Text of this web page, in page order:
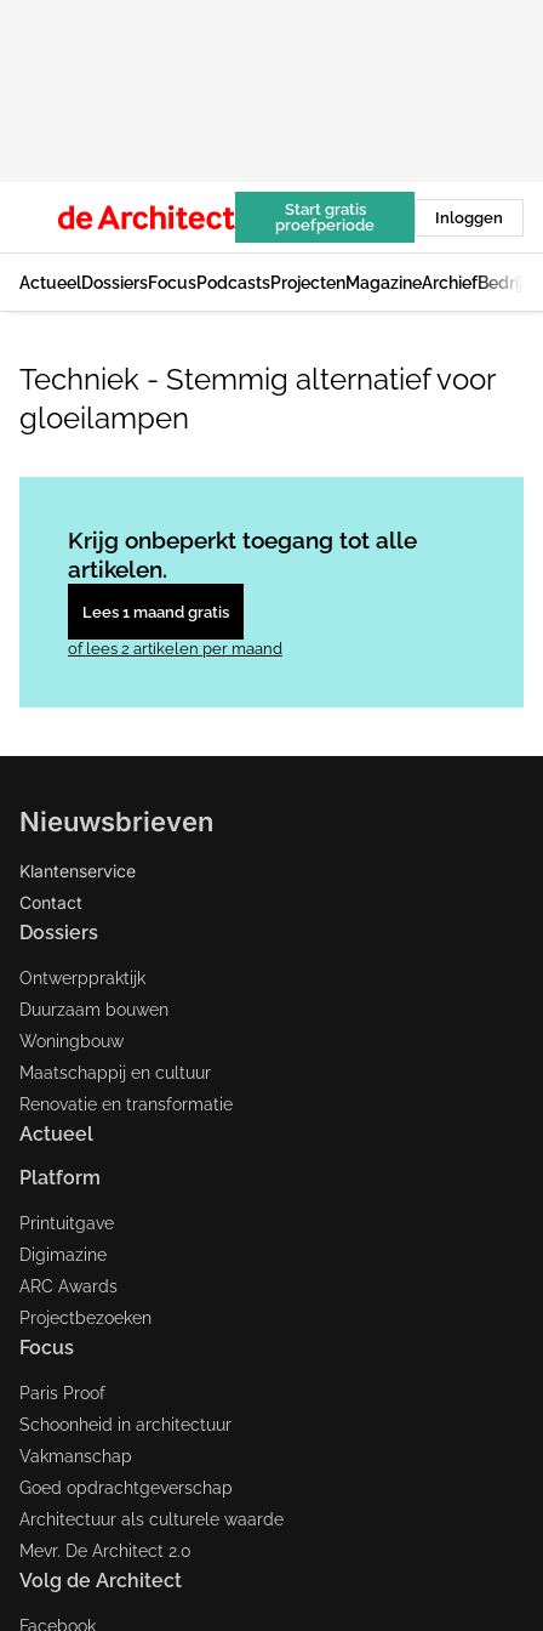
Start gratis
proefperiode
Inloggen
ActueelDossiersFocusPodcastsProjectenMagazineArchief
Techniek - Stemmig alternatief voor
gloeilampen
Krijg onbeperkt toegang tot alle
artikelen.
Lees 1 maand gratis
of lees 2 artikelen per maand
Nieuwsbrieven
Klantenservice
Contact
Dossiers
Ontwerppraktijk
Duurzaam bouwen
Woningbouw
Maatschappij en cultuur
Renovatie en transformatie
Actueel
Platform
Printuitgave
Digimazine
ARC Awards
Projectbezoeken
Focus
Paris Proof
Schoonheid in architectuur
Vakmanschap
Goed opdrachtgeverschap
Architectuur als culturele waarde
Mevr. De Architect 2.0
Volg de Architect
Facebook